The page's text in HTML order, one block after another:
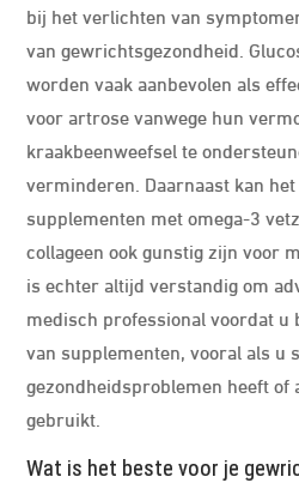
bij het verlichten van
van gewrichtsgezondheid.
worden vaak aanbevolen als
voor artrose vanwege hun
kraakbeenweefsel te
verminderen. Daarnaast kan
supplementen met omega-3
collageen ook gunstig zijn voor
is echter altijd verstandig om
medisch professional voordat u
van supplementen, vooral als u
gezondheidsproblemen heeft of
gebruikt.
Wat is het beste voor je